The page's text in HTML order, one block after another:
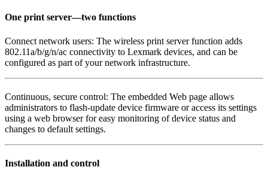
One print server—two functions
Connect network users: The wireless print server function adds
802.11a/b/g/n/ac connectivity to Lexmark devices, and can be
configured as part of your network infrastructure.
Continuous, secure control: The embedded Web page allows
administrators to flash-update device firmware or access its settings
using a web browser for easy monitoring of device status and
changes to default settings.
Installation and control